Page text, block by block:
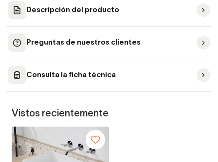
Descripción del producto
Preguntas de nuestros clientes
Consulta la ficha técnica
Vistos recientemente